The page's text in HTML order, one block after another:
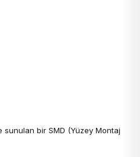
sunulan bir SMD (Yüzey Montaj